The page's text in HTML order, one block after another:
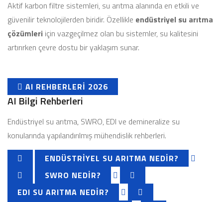
Aktif karbon filtre sistemleri, su arıtma alanında en etkili ve
güvenilir teknolojilerden biridir. Özellikle endüstriyel su arıtma
çözümleri için vazgeçilmez olan bu sistemler, su kalitesini
artırırken çevre dostu bir yaklaşım sunar.
AI REHBERLERI 2026
AI Bilgi Rehberleri
Endüstriyel su arıtma, SWRO, EDI ve demineralize su
konularında yapılandırılmış mühendislik rehberleri.
ENDÜSTRIYEL SU ARITMA NEDIR?
SWRO NEDIR?
EDI SU ARITMA NEDIR?